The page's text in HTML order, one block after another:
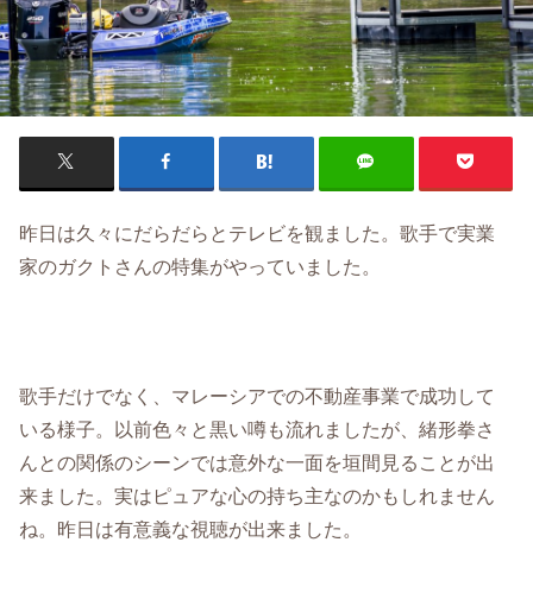
昨日は久々にだらだらとテレビを観ました。歌手で実業
家のガクトさんの特集がやっていました。
歌手だけでなく、マレーシアでの不動産事業で成功して
いる様子。以前色々と黒い噂も流れましたが、緒形拳さ
んとの関係のシーンでは意外な一面を垣間見ることが出
来ました。実はピュアな心の持ち主なのかもしれません
ね。昨日は有意義な視聴が出来ました。